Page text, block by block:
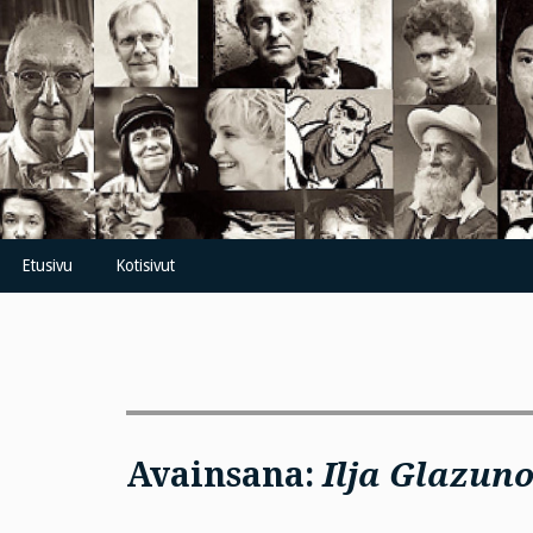
Skip
to
content
Etusivu Kotisivut
Avainsana:Ilja